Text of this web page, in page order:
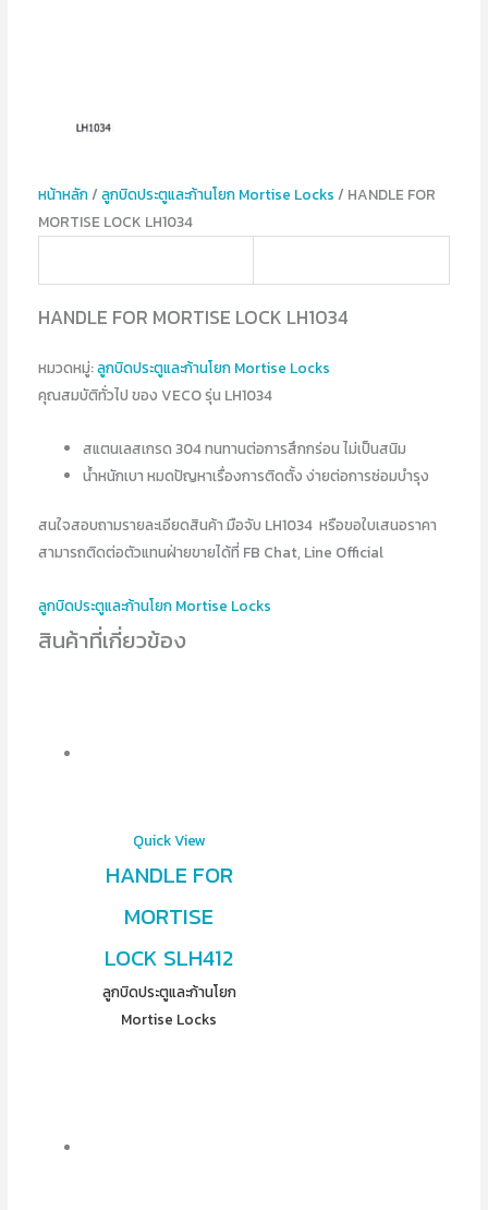
หน้าหลัก/ ลูกบิดประตูและก้านโยก Mortise Locks / HANDLE FOR
MORTISE LOCK LH1034
HANDLE FOR MORTISE LOCK LH1034
หมวดหมู่:ลูกบิดประตูและก้านโยก Mortise Locks
คุณสมบัติทั่วไป ของ VECO รุ่น LH1034
สแตนเลสเกรด 304 ทนทานต่อการสึกกร่อน ไม่เป็นสนิม
น้ำหนักเบา หมดปัญหาเรื่องการติดตั้ง ง่ายต่อการซ่อมบำรุง
สนใจสอบถามรายละเอียดสินค้า มือจับ LH1034 หรือขอใบเสนอราคา
สามารถติดต่อตัวแทนฝ่ายขายได้ที่ FB Chat, Line Official
ลูกบิดประตูและก้านโยก Mortise Locks
สินค้าที่เกี่ยวข้อง
Quick View
HANDLE FOR
MORTISE
LOCK SLH412
ลูกบิดประตูและก้านโยก
Mortise Locks